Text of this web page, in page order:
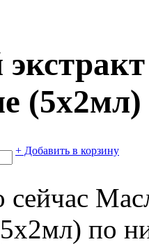
(5х2мл)
+ Добавить в корзину
по